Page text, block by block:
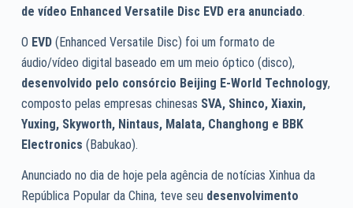
de vídeo Enhanced Versatile Disc EVD era anunciado.
O EVD(Enhanced Versatile Disc) foi um formato de
áudio/vídeo digital baseado em um meio óptico (disco),
desenvolvido pelo consórcio Beijing E-World Technology,
composto pelas empresas chinesas SVA, Shinco, Xiaxin,
Yuxing, Skyworth, Nintaus, Malata, Changhong e BBK
Electronics (Babukao).
Anunciado no dia de hoje pela agência de notícias Xinhua da
República Popular da China, teve seu desenvolvimento